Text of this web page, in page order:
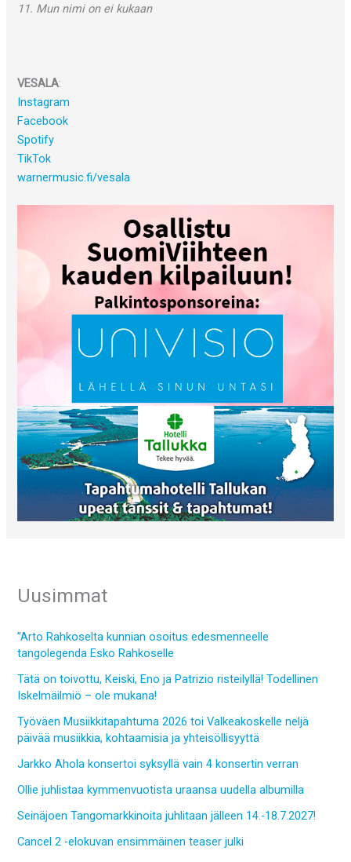
11. Mun nimi on ei kukaan
VESALA:
Instagram
Facebook
Spotify
TikTok
warnermusic.fi/vesala
Uusimmat
”Arto Rahkoselta kunnian osoitus edesmenneelle
tangolegenda Esko Rahkoselle
Tätä on toivottu, Keiski, Eno ja Patrizio risteilyllä! Todellinen
Iskelmäilmiö – ole mukana!
Työväen Musiikkitapahtuma 2026 toi Valkeakoskelle neljä
päivää musiikkia, kohtaamisia ja yhteisöllisyyttä
Jarkko Ahola konsertoi syksyllä vain 4 konsertin verran
Ollie juhlistaa kymmenvuotista uraansa uudella albumilla
Seinäjoen Tangomarkkinoita juhlitaan jälleen 14.-18.7.2027!
Cancel 2 -elokuvan ensimmäinen teaser julki